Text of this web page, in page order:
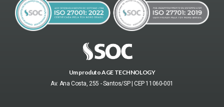
Um produto AGE TECHNOLOGY
Av. Ana Costa, 255 - Santos/SP | CEP 11060-001